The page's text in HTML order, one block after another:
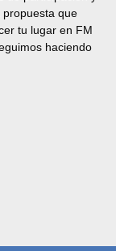
propuesta que
tu lugar en FM
haciendo